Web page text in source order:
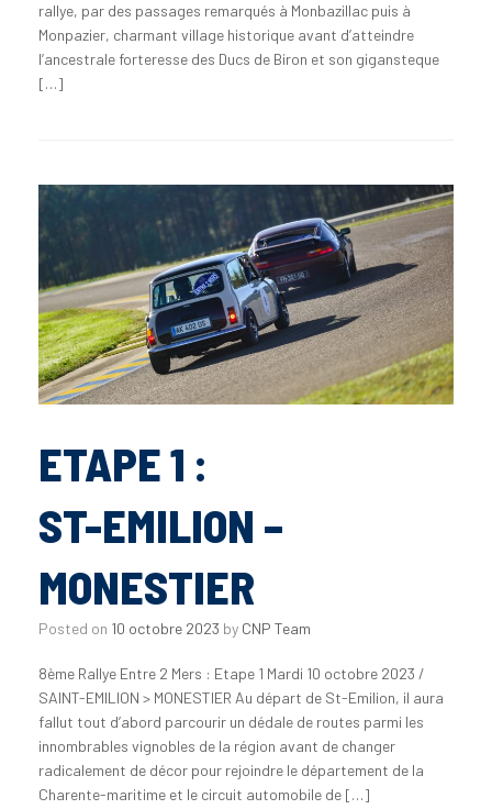
rallye, par des passages remarqués à Monbazillac puis à
Monpazier, charmant village historique avant d’atteindre
l’ancestrale forteresse des Ducs de Biron et son gigansteque
[…]
ETAPE 1 :
ST-EMILION –
MONESTIER
Posted on 10 octobre 2023 by CNP Team
8ème Rallye Entre 2 Mers : Etape 1 Mardi 10 octobre 2023 /
SAINT-EMILION > MONESTIER Au départ de St-Emilion, il aura
fallut tout d’abord parcourir un dédale de routes parmi les
innombrables vignobles de la région avant de changer
radicalement de décor pour rejoindre le département de la
Charente-maritime et le circuit automobile de […]